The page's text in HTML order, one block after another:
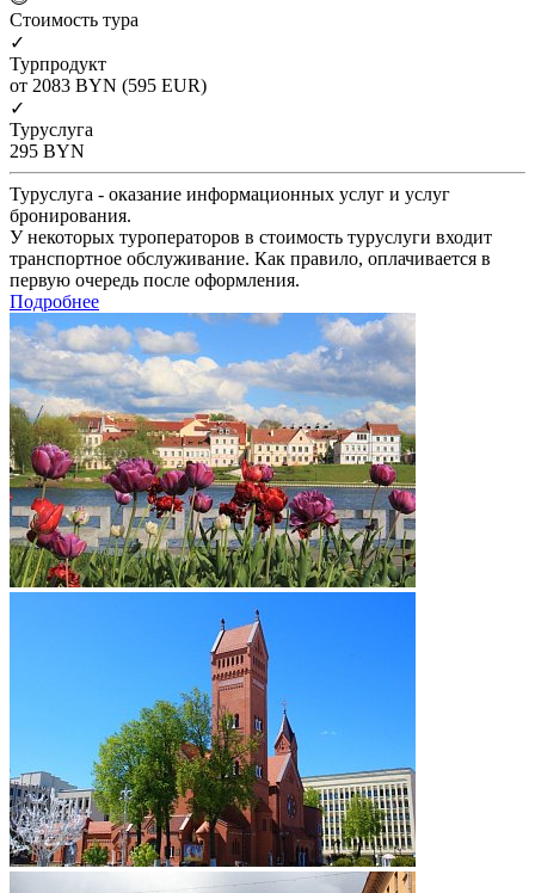
Cтоимость тура
✓
Турпродукт
от 2083 BYN (595 EUR)
✓
Туруслуга
295 BYN
Туруслуга - оказание информационных услуг и услуг
бронирования.
У некоторых туроператоров в стоимость туруслуги входит
транспортное обслуживание. Как правило, оплачивается в
первую очередь после оформления.
Подробнее